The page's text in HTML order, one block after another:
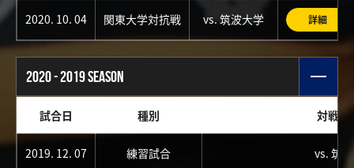
2020. 10. 04 関東大学対抗戦 vs. 筑波大学 詳細
2020 - 2019 SEASON
試合日 種別 対戦チ
2019. 12. 07 練習試合 vs. 筑